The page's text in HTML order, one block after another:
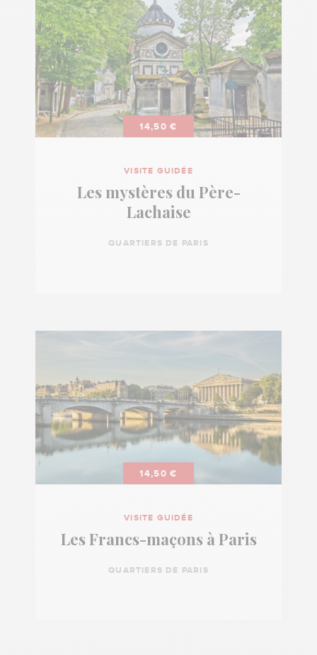
14,50 €
VISITE GUIDÉE
Les mystères du Père-
Lachaise
QUARTIERS DE PARIS
14,50 €
VISITE GUIDÉE
Les Francs-maçons à Paris
QUARTIERS DE PARIS